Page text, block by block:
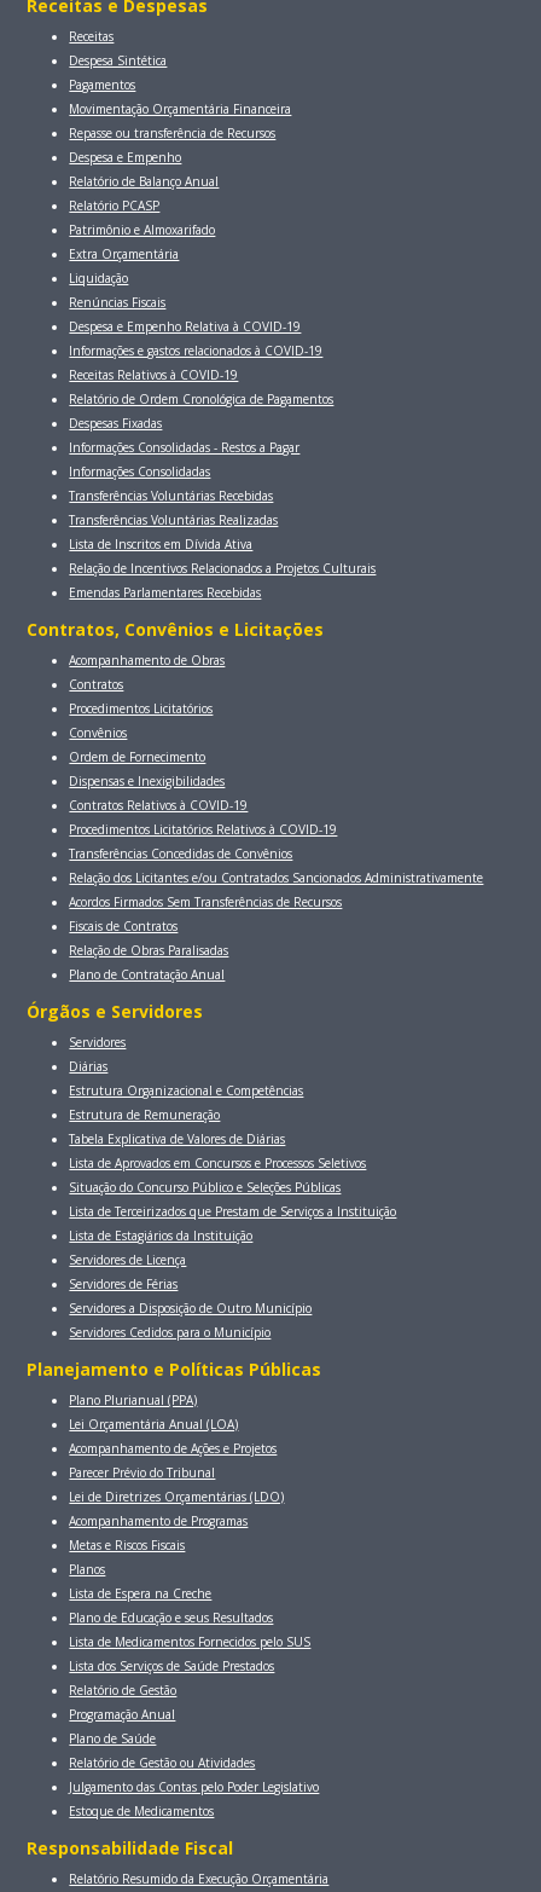
Receitas e Despesas
Receitas
Despesa Sintética
Pagamentos
Movimentação Orçamentária Financeira
Repasse ou transferência de Recursos
Despesa e Empenho
Relatório de Balanço Anual
Relatório PCASP
Patrimônio e Almoxarifado
Extra Orçamentária
Liquidação
Renúncias Fiscais
Despesa e Empenho Relativa à COVID-19
Informações e gastos relacionados à COVID-19
Receitas Relativos à COVID-19
Relatório de Ordem Cronológica de Pagamentos
Despesas Fixadas
Informações Consolidadas - Restos a Pagar
Informações Consolidadas
Transferências Voluntárias Recebidas
Transferências Voluntárias Realizadas
Lista de Inscritos em Dívida Ativa
Relação de Incentivos Relacionados a Projetos Culturais
Emendas Parlamentares Recebidas
Contratos, Convênios e Licitaçōes
Acompanhamento de Obras
Contratos
Procedimentos Licitatórios
Convênios
Ordem de Fornecimento
Dispensas e Inexigibilidades
Contratos Relativos à COVID-19
Procedimentos Licitatórios Relativos à COVID-19
Transferências Concedidas de Convênios
Relação dos Licitantes e/ou Contratados Sancionados Administrativamente
Acordos Firmados Sem Transferências de Recursos
Fiscais de Contratos
Relação de Obras Paralisadas
Plano de Contratação Anual
Órgãos e Servidores
Servidores
Diárias
Estrutura Organizacional e Competências
Estrutura de Remuneração
Tabela Explicativa de Valores de Diárias
Lista de Aprovados em Concursos e Processos Seletivos
Situação do Concurso Público e Seleções Públicas
Lista de Terceirizados que Prestam de Serviços a Instituição
Lista de Estagiários da Instituição
Servidores de Licença
Servidores de Férias
Servidores a Disposição de Outro Município
Servidores Cedidos para o Município
Planejamento e Políticas Públicas
Plano Plurianual (PPA)
Lei Orçamentária Anual (LOA)
Acompanhamento de Ações e Projetos
Parecer Prévio do Tribunal
Lei de Diretrizes Orçamentárias (LDO)
Acompanhamento de Programas
Metas e Riscos Fiscais
Planos
Lista de Espera na Creche
Plano de Educação e seus Resultados
Lista de Medicamentos Fornecidos pelo SUS
Lista dos Serviços de Saúde Prestados
Relatório de Gestão
Programação Anual
Plano de Saúde
Relatório de Gestão ou Atividades
Julgamento das Contas pelo Poder Legislativo
Estoque de Medicamentos
Responsabilidade Fiscal
Relatório Resumido da Execução Orçamentária